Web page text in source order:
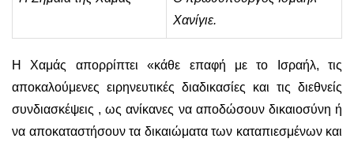
Χανίγιε.
Η Χαμάς απορρίπτει «κάθε επαφή με το Ισραήλ, τις
αποκαλούμενες ειρηνευτικές διαδικασίες και τις διεθνείς
συνδιασκέψεις , ως ανίκανες να αποδώσουν δικαιοσύνη ή
να αποκαταστήσουν τα δικαιώματα των καταπιεσμένων και